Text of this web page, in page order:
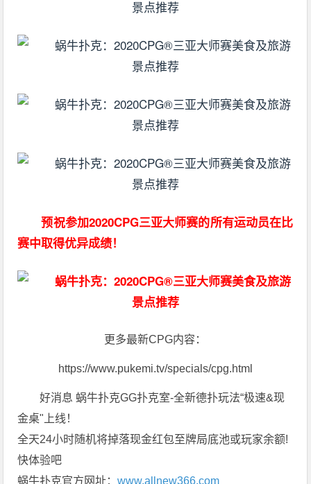
预祝参加2020CPG三亚大师赛的所有运动员在比
赛中取得优异成绩！
更多最新CPG内容：
https://www.pukemi.tv/specials/cpg.html
好消息 蜗牛扑克GG扑克室-全新德扑玩法“极速&现
金桌"上线！
全天24小时随机将掉落现金红包至牌局底池或玩家余额!
快体验吧
蜗牛扑克官方网址：www.allnew366.com